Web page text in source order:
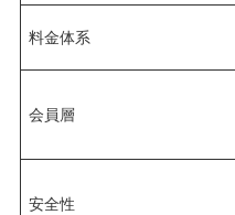
料金体系
会員層
安全性